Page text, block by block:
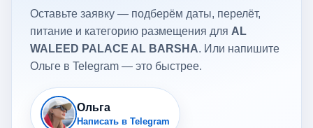
Оставьте заявку — подберём даты, перелёт,
питание и категорию размещения для AL
WALEED PALACE AL BARSHA. Или напишите
Ольге в Telegram — это быстрее.
Ольга
Написать в Telegram